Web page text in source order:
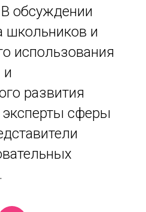
обсуждении
школьников и
использования
и
развития
эксперты сферы